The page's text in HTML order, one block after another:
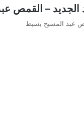
الجديد – القمص
عبد المسيح بسيط